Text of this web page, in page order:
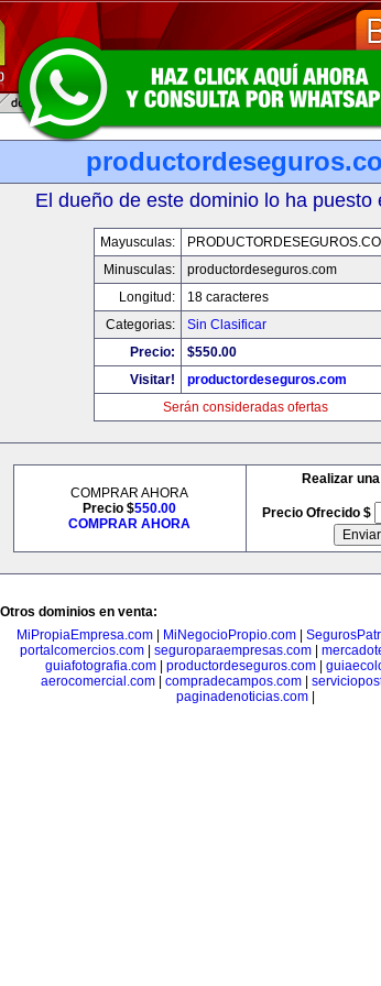
El dueño de este dominio lo ha puesto
Mayusculas:
Minusculas:
productordeseguros.com
Longitud:
18 caracteres
Categorias:
Sin Clasificar
Precio:
$550.00
Visitar!
productordeseguros.com
Serán consideradas ofertas
COMPRAR AHORA
Precio $550.00
COMPRAR AHORA
Realizar
Precio Ofrecido $
Otros dominios en venta:
MiPropiaEmpresa.com
MiNegocioPropio.com
portalcomercios.com| seguroparaempresas.com|
guiafotografia.com
productordeseguros.com
aerocomercial.com| compradecampos.com|
paginadenoticias.com